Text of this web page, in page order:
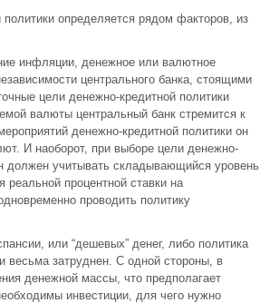
определяется рядом факторов, из
инфляции, денежное или валютное
центрального банка, стоящими
цели денежно-кредитной политики
валюты центральный банк стремится к
денежно-кредитной политики он
И наоборот, при выборе цели денежно-
должен учитывать складывающийся уровень
процентной ставки на
проводить политику
или “дешевых” денег, либо политика
весьма затруднен. С одной стороны, в
денежной массы, что предполагает
инвестиции, для чего нужно